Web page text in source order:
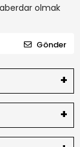
olmak
Gönder